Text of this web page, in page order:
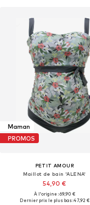
Maman
PROMOS
PETIT AMOUR
Maillot de bain 'ALENA'
54,90 €
À l'origine : 69,90 €
Dernier prix le plus bas :47,92 €